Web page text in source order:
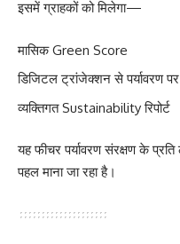
इसमें ग्राहकों को मिलेगा—
मासिक Green Score
डिजिटल ट्रांजेक्शन से पर्यावरण
व्यक्तिगत Sustainability रिपोर्ट
यह फीचर पर्यावरण संरक्षण के
पहल माना जा रहा है।